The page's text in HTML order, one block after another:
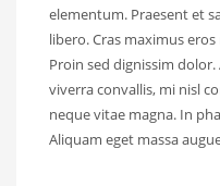
elementum. Praesent et
libero. Cras maximus
Proin sed dignissim
viverra convallis, mi nisl
neque vitae magna. In
Aliquam eget massa